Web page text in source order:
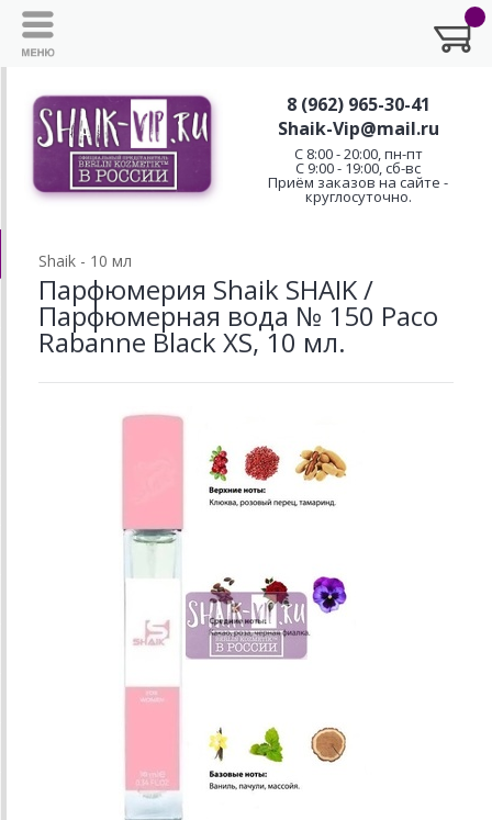
8 (962) 965-30-41
Shaik-Vip@mail.ru
C 8:00 - 20:00, пн-пт
С 9:00 - 19:00, сб-вс
Приём заказов на сайте -
круглосуточно.
Shaik - 10 мл
Парфюмерия Shaik SHAIK /
Парфюмерная вода № 150 Paco
Rabanne Black XS, 10 мл.